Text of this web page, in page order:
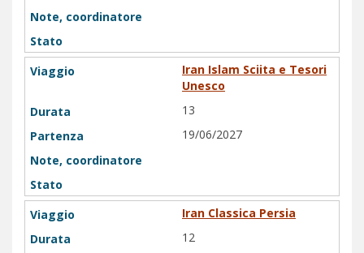
Iran Islam Sciita e Tesori
Unesco
13
19/06/2027
Iran Classica Persia
12